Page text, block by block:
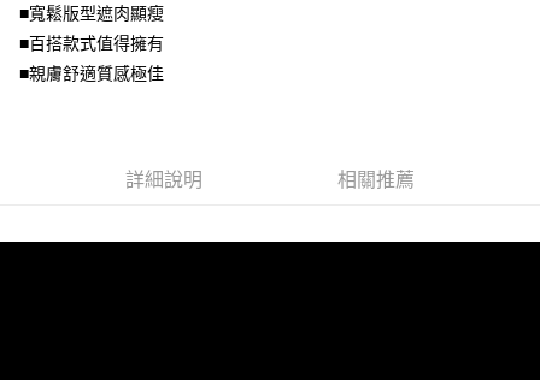
資料（包含姓名、電話或地址）提供予台灣大哥大進項蒐集、處理及利用，
由本公司與您本人進行分期帳單所需資料之確認、核對及更正。
3.完整用戶服務條款，請詳閱以下連結：
※ 交易是否成功請以「AFTEE先享後付 」之結帳頁面顯示為準，若有關於
是否繳費成功／繳費後需取消欲退款等相關疑問，請聯繫「AFTEE先享後付
客戶支援中心」https://netprotections.freshdesk.com/support/home
２．關於個人資料處理事宜，請瀏覽以下網址：
付款後7-11取貨
每筆NT$70，滿NT$699(含以上)免運費
宅配
■寬鬆版型遮肉顯瘦
■百搭款式值得擁有
■親膚舒適質感極佳
詳細說明 相關推薦